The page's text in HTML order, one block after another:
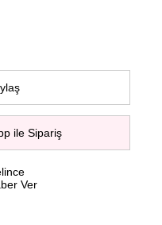
ile Sipariş
Ver